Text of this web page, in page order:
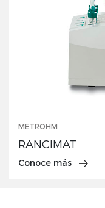
METROHM
RANCIMAT
Conoce más